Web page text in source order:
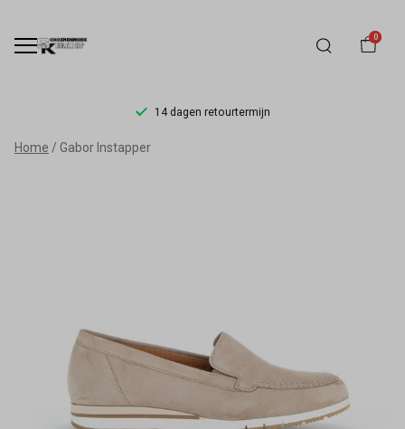
0
14 dagen retourtermijn
Gabor
Home Gabor Instapper